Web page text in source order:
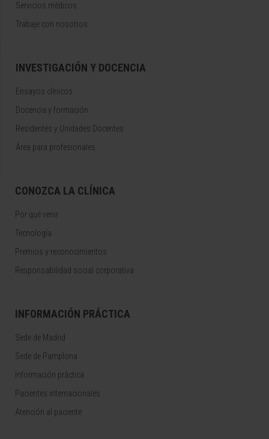
Servicios médicos
Trabaje con nosotros
INVESTIGACIÓN Y DOCENCIA
Ensayos clínicos
Docencia y formación
Residentes y Unidades Docentes
Área para profesionales
CONOZCA LA CLÍNICA
Por qué venir
Tecnología
Premios y reconocimientos
Responsabilidad social corporativa
INFORMACIÓN PRÁCTICA
Sede de Madrid
Sede de Pamplona
Información práctica
Pacientes internacionales
Atención al paciente